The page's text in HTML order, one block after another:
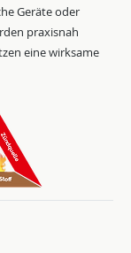
Geräte oder
praxisnah
eine wirksame